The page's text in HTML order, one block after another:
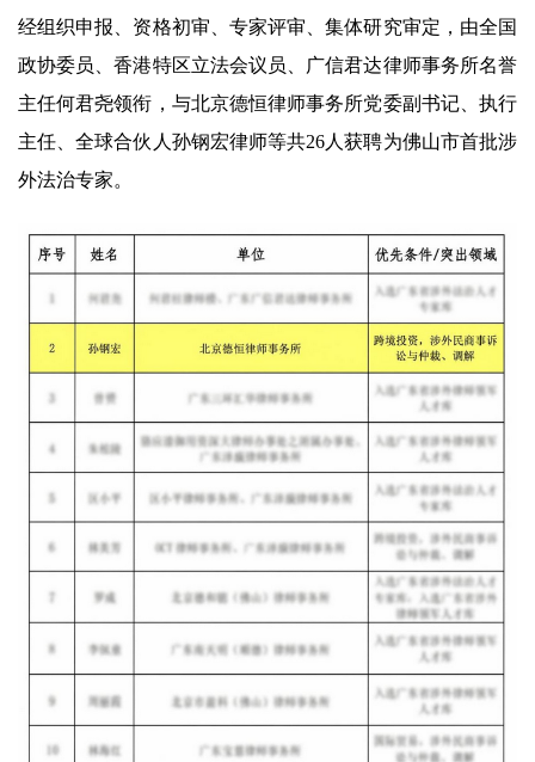
经组织申报、资格初审、专家评审、集体研究审定，由全国
政协委员、香港特区立法会议员、广信君达律师事务所名誉
主任何君尧领衔，与北京德恒律师事务所党委副书记、执行
主任、全球合伙人孙钢宏律师等共26人获聘为佛山市首批涉
外法治专家。